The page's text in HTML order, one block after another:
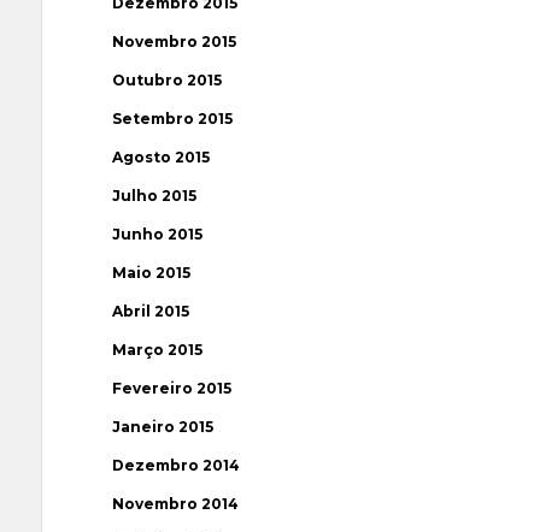
Novembro 2015
Outubro 2015
Setembro 2015
Agosto 2015
Julho 2015
Junho 2015
Maio 2015
Abril 2015
Março 2015
Fevereiro 2015
Janeiro 2015
Dezembro 2014
Novembro 2014